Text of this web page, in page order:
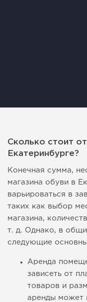
Сколько стоит
Екатеринбурге?
Конечная сумма,
магазина обуви в
варьироваться в
таких как выбор
магазина,
т. д. Однако, в
следующие
Аренда
зависеть от
товаров и
аренды может